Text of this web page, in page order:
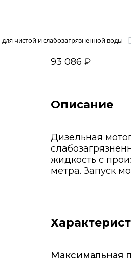
чистой и слабозагрязненной воды
93 086 ₽
Описание
Дизельная
жидкость с
метра. Запуск
Максимальная